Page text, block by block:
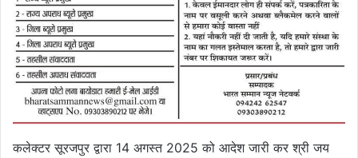
कलेक्टर सूरजपुर द्वारा 14 अगस्त 2025 को आदेश जारी कर श्री जय